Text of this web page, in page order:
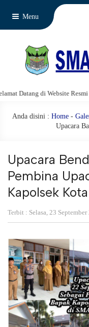
Menu
di Website Resmi SMA
Anda disini : Home-
Upacara
Upacara
Pembina
Kapolsek
Terbit : Selasa, 23 September